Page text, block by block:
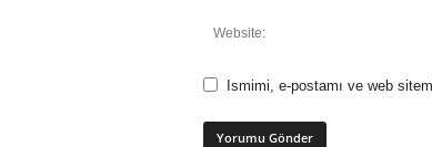
Ismimi, e-postamı ve web